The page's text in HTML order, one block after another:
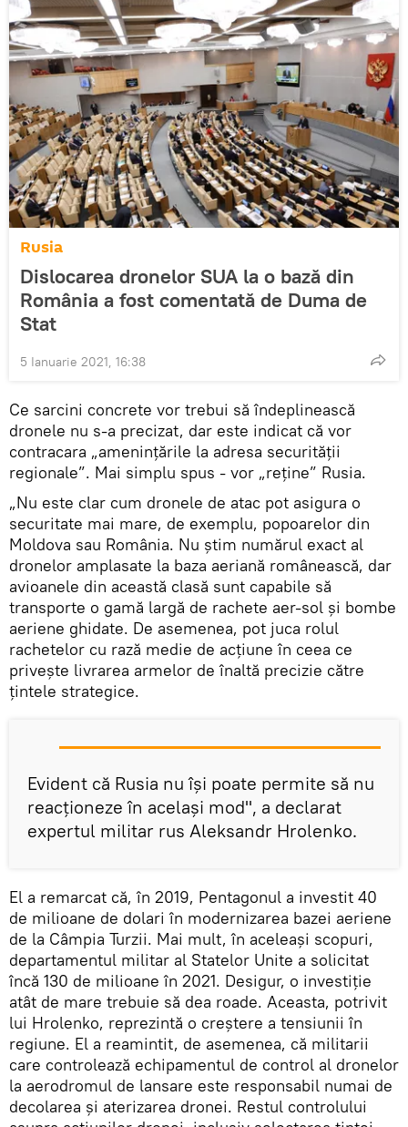
Rusia
Dislocarea dronelor SUA la o bază din
România a fost comentată de Duma de
Stat
5 Ianuarie 2021, 16:38
Ce sarcini concrete vor trebui să îndeplinească
dronele nu s-a precizat, dar este indicat că vor
contracara „amenințările la adresa securității
regionale”. Mai simplu spus - vor „reține” Rusia.
„Nu este clar cum dronele de atac pot asigura o
securitate mai mare, de exemplu, popoarelor din
Moldova sau România. Nu știm numărul exact al
dronelor amplasate la baza aeriană românească, dar
avioanele din această clasă sunt capabile să
transporte o gamă largă de rachete aer-sol și bombe
aeriene ghidate. De asemenea, pot juca rolul
rachetelor cu rază medie de acțiune în ceea ce
privește livrarea armelor de înaltă precizie către
țintele strategice.
Evident că Rusia nu își poate permite să nu
reacționeze în același mod", a declarat
expertul militar rus Aleksandr Hrolenko.
El a remarcat că, în 2019, Pentagonul a investit 40
de milioane de dolari în modernizarea bazei aeriene
de la Câmpia Turzii. Mai mult, în aceleași scopuri,
departamentul militar al Statelor Unite a solicitat
încă 130 de milioane în 2021. Desigur, o investiție
atât de mare trebuie să dea roade. Aceasta, potrivit
lui Hrolenko, reprezintă o creștere a tensiunii în
regiune. El a reamintit, de asemenea, că militarii
care controlează echipamentul de control al dronelor
la aerodromul de lansare este responsabil numai de
decolarea și aterizarea dronei. Restul controlului